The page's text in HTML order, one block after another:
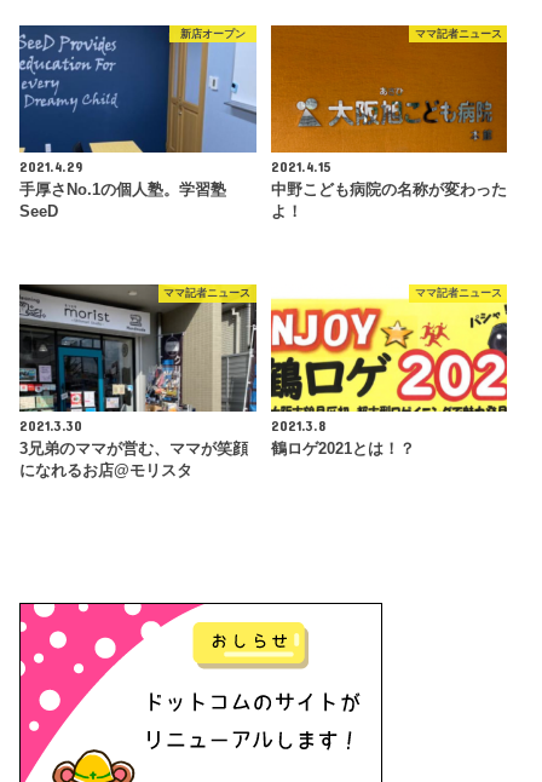
新店オープン
2021.4.29
手厚さNo.1の個人塾。学習塾
SeeD
ママ記者ニュース
2021.4.15
中野こども病院の名称が変わった
よ！
ママ記者ニュース
2021.3.30
3兄弟のママが営む、ママが笑顔
になれるお店@モリスタ
ママ記者ニュース
2021.3.8
鶴ロゲ2021とは！？